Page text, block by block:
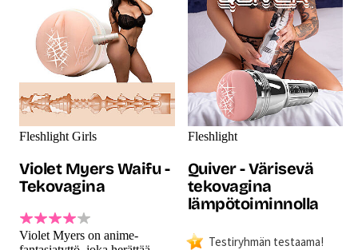
Fleshlight Girls
Violet Myers Waifu -
Tekovagina
Violet Myers on anime-
Fleshlight
Quiver - Värisevä
tekovagina
lämpötoiminnolla
Testiryhmän testaama!